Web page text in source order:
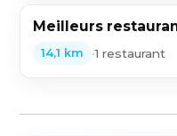
Meilleurs
14,1 km •1 restaurant